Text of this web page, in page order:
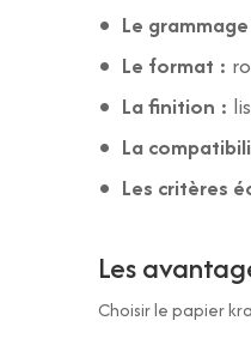
Le
Le format :
La finition :
La
Les critères
Les
Choisir le papier